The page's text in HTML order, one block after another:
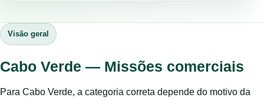
Visão geral
Cabo Verde — Missões comerciais
Para Cabo Verde, a categoria correta depende do motivo da